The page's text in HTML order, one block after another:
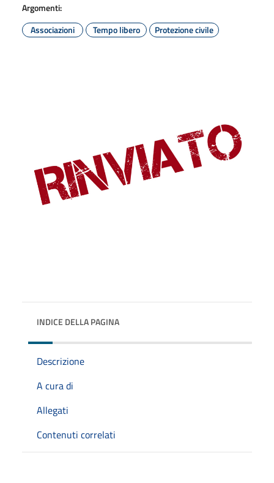
Argomenti:
Associazioni
Tempo libero Protezione civile
INDICE DELLA PAGINA
Descrizione
A cura di
Allegati
Contenuti correlati